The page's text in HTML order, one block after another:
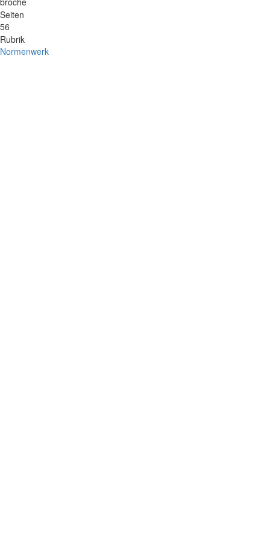
Seiten
56
Rubrik
Normenwerk